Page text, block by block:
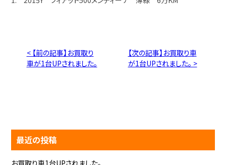
< 【前の記事】お買取り
車が1台UPされました。
【次の記事】お買取り車
が1台UPされました。 >
最近の投稿
お買取り車1台UPされました。